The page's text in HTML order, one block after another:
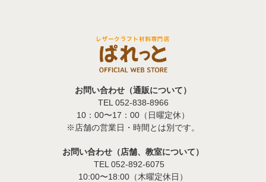
お問い合わせ（通販について）
TEL 052-838-8966
10：00〜17：00（日曜定休）
※店舗の営業日・時間とは別です。
お問い合わせ（店舗、教室について）
TEL 052-892-6075
10:00〜18:00（木曜定休日）